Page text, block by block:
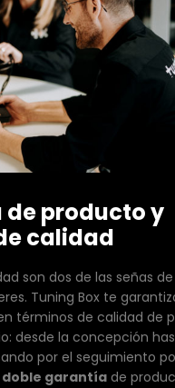
producto y
calidad
son dos de las señas
Tuning Box te
términos de calidad de
desde la concepción
por el seguimiento
doble garantía de